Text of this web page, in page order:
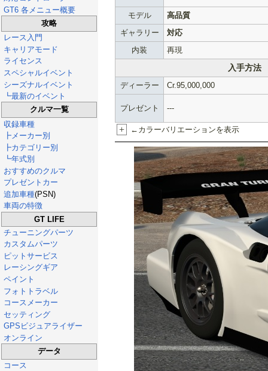
GT6 各メニュー概要
攻略
レース入門
キャリアモード
ライセンス
スペシャルイベント
シーズナルイベント
┗最新のイベント
クルマ一覧
収録車種
┣メーカー別
┣カテゴリー別
┗年式別
おすすめのクルマ
プレゼントカー
追加車種(PSN)
車両の特徴
GT LIFE
チューニングパーツ
カスタムパーツ
ピットサービス
レーシングギア
ペイント
フォトトラベル
コースメーカー
セッティング
GPSビジュアライザー
オンライン
データ
コース
モデル
高品質
ギャラリー
対応
内装
再現
入手方法
ディーラー Cr.95,000,000
プレゼント ---
+ ←カラーバリエーションを表示